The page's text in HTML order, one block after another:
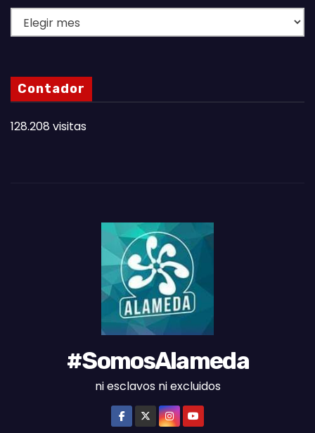
A
N
O
A
Contador
128.208 visitas
#SomosAlameda
ni esclavos ni excluidos